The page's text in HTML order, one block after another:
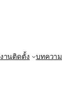
งานติดตั้ง บทความ